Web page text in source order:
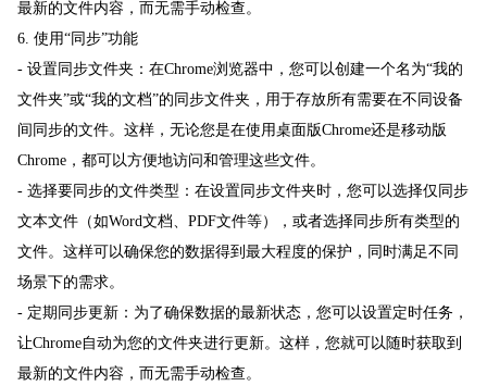
最新的文件内容，而无需手动检查。
6. 使用“同步”功能
- 设置同步文件夹：在Chrome浏览器中，您可以创建一个名为“我的
文件夹”或“我的文档”的同步文件夹，用于存放所有需要在不同设备
间同步的文件。这样，无论您是在使用桌面版Chrome还是移动版
Chrome，都可以方便地访问和管理这些文件。
- 选择要同步的文件类型：在设置同步文件夹时，您可以选择仅同步
文本文件（如Word文档、PDF文件等），或者选择同步所有类型的
文件。这样可以确保您的数据得到最大程度的保护，同时满足不同
场景下的需求。
- 定期同步更新：为了确保数据的最新状态，您可以设置定时任务，
让Chrome自动为您的文件夹进行更新。这样，您就可以随时获取到
最新的文件内容，而无需手动检查。